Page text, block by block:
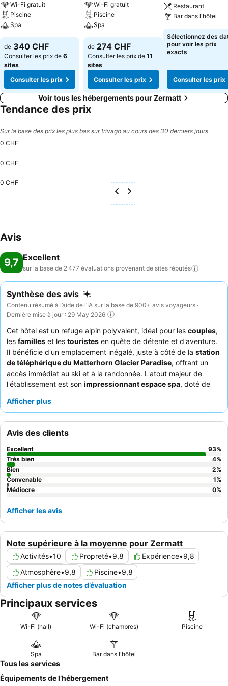
sauna, le bain de vapeur, le bassin d’eau salée et la piscine
intérieure chauffée avec son jacuzzi extérieur vous apporteront une
nouvelle énergie. Vous avez envie d’un thé l’après-midi ou d’un
apéritif ? Pendant que la cheminée crépite, laisser votre âme
vagabonder dans notre agréable lounge - ou alors vous pouvez
surfer sur Internet. Le Wi-Fi gratuit est mis librement à votre
disposition. Pour le diner du soir, nous vous réserverons bien
volontiers une table dans l’un des restaurants de Zermatt.
Wi-Fi gratuit
Piscine
Spa
de 340 CHF
Consulter les prix de 6
sites
Consulter les prix
Wi-Fi gratuit
Piscine
Spa
de 274 CHF
Consulter les prix de 11
sites
Consulter les prix
Restaurant
Bar dans l'hôtel
Sélectionnez des
pour voir les prix
exacts
Consulter les prix
Voir tous les hébergements pour Zermatt
Tendance des prix
Sur la base des prix les plus bas sur trivago au cours des 30 derniers jours
0 CHF
0 CHF
0 CHF
Avis
9,7 Excellent
sur la base de 2 477 évaluations provenant de sites réputés
Synthèse des avis
Contenu résumé à l’aide de l’IA sur la base de 900+ avis voyageurs ·
Dernière mise à jour : 29 May 2026
Cet hôtel est un refuge alpin polyvalent, idéal pour les couples,
les familles et les touristes en quête de détente et d'aventure.
Il bénéficie d'un emplacement inégalé, juste à côté de la station
de téléphérique du Matterhorn Glacier Paradise, offrant un
accès immédiat au ski et à la randonnée. L'atout majeur de
l'établissement est son impressionnant espace spa, doté de
pour une relaxation optimale. Les clients louent constamment la
complétées par un buffet de petit-déjeuner très apprécié,
proposant des produits frais et locaux. Pour une expérience
améliorée, pensez à réserver une chambre avec
Cervinafin de profiter pleinement du cadre à couper le souffle.
Afficher plus
Note supérieure à la moyenne pour Zermatt
Activités•10 Propreté•9,8 Expérience•9,8
Atmosphère•9,8 Piscine•9,8
Afficher plus de notes d’évaluation
Avis des clients
Excellent 93%
Très bien
4%
Bien
2%
Convenable
1%
Médiocre
0%
Afficher les avis
Principaux services
Wi-Fi (hall) Wi-Fi (chambres) Piscine
Spa Bar dans l'hôtel
Tous les services
Équipements de l’hébergement